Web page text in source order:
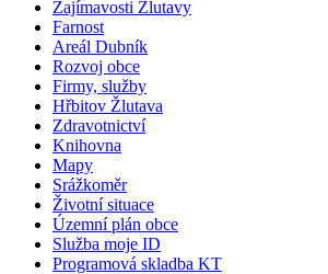
Zajímavosti Žlutavy
Farnost
Areál Dubník
Rozvoj obce
Firmy, služby
Hřbitov Žlutava
Zdravotnictví
Knihovna
Mapy
Srážkoměr
Životní situace
Územní plán obce
Služba moje ID
Programová skladba KT